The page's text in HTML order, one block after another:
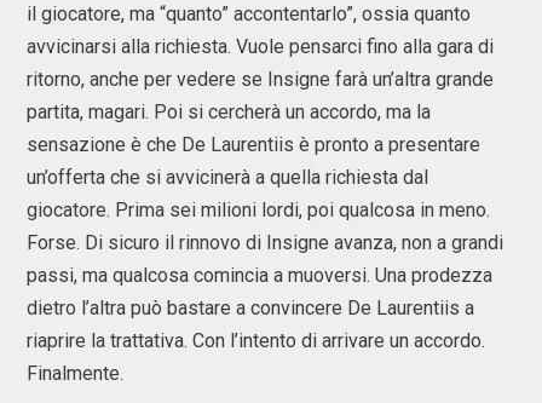
il giocatore, ma “quanto” accontentarlo”, ossia quanto
avvicinarsi alla richiesta. Vuole pensarci fino alla gara di
ritorno, anche per vedere se Insigne farà un’altra grande
partita, magari. Poi si cercherà un accordo, ma la
sensazione è che De Laurentiis è pronto a presentare
un’offerta che si avvicinerà a quella richiesta dal
giocatore. Prima sei milioni lordi, poi qualcosa in meno.
Forse. Di sicuro il rinnovo di Insigne avanza, non a grandi
passi, ma qualcosa comincia a muoversi. Una prodezza
dietro l’altra può bastare a convincere De Laurentiis a
riaprire la trattativa. Con l’intento di arrivare un accordo.
Finalmente.